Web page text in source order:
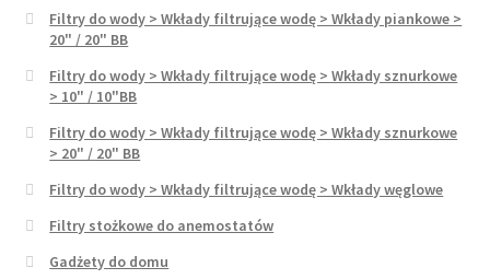
Filtry do wody > Wkłady filtrujące wodę > Wkłady piankowe >
20" / 20" BB
Filtry do wody > Wkłady filtrujące wodę > Wkłady sznurkowe
> 10" / 10"BB
Filtry do wody > Wkłady filtrujące wodę > Wkłady sznurkowe
> 20" / 20" BB
Filtry do wody > Wkłady filtrujące wodę > Wkłady węglowe
Filtry stożkowe do anemostatów
Gadżety do domu